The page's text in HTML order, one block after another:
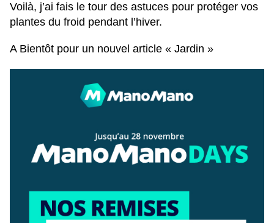
Voilà, j’ai fais le tour des astuces pour protéger vos
plantes du froid pendant l’hiver.
A Bientôt pour un nouvel article « Jardin »